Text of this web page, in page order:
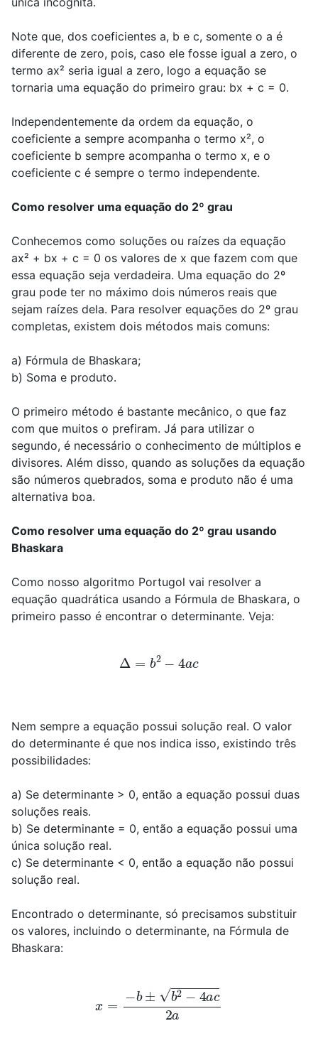
Note que, dos coeficientes a, b e c, somente o a é
diferente de zero, pois, caso ele fosse igual a zero, o
termo ax² seria igual a zero, logo a equação se
tornaria uma equação do primeiro grau: bx + c = 0.
Independentemente da ordem da equação, o
coeficiente a sempre acompanha o termo x², o
coeficiente b sempre acompanha o termo x, e o
coeficiente c é sempre o termo independente.
Como resolver uma equação do 2º grau
Conhecemos como soluções ou raízes da equação
ax² + bx + c = 0 os valores de x que fazem com que
essa equação seja verdadeira. Uma equação do 2º
grau pode ter no máximo dois números reais que
sejam raízes dela. Para resolver equações do 2º grau
completas, existem dois métodos mais comuns:
a) Fórmula de Bhaskara;
b) Soma e produto.
O primeiro método é bastante mecânico, o que faz
com que muitos o prefiram. Já para utilizar o
segundo, é necessário o conhecimento de múltiplos e
divisores. Além disso, quando as soluções da equação
são números quebrados, soma e produto não é uma
alternativa boa.
Como resolver uma equação do 2º grau usando
Bhaskara
Como nosso algoritmo Portugol vai resolver a
equação quadrática usando a Fórmula de Bhaskara, o
primeiro passo é encontrar o determinante. Veja:
Δ b2− a
Nem sempre a equação possui solução real. O valor
do determinante é que nos indica isso, existindo três
possibilidades:
a) Se determinante > 0, então a equação possui duas
soluções reais.
b) Se determinante = 0, então a equação possui uma
única solução real.
c) Se determinante < 0, então a equação não possui
solução real.
Encontrado o determinante, só precisamos substituir
os valores, incluindo o determinante, na Fórmula de
Bhaskara:
b± b −4ac2a